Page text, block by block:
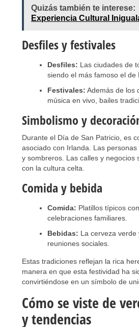
Quizás también te interese:
Experiencia Cultural
Desfiles y festivales
Desfiles: Las ciudades de
siendo el más famoso el de
Festivales: Además de los
música en vivo, bailes
Simbolismo y
Durante el Día de San Patricio, es
asociado con Irlanda. Las
y sombreros. Las calles y negocios
con la cultura celta.
Comida y bebida
Comida: Platillos típicos
celebraciones familiares.
Bebidas: La cerveza
reuniones sociales.
Estas tradiciones reflejan la rica
manera en que esta festividad ha
convirtiéndose en un símbolo de
Cómo se viste de
y tendencias